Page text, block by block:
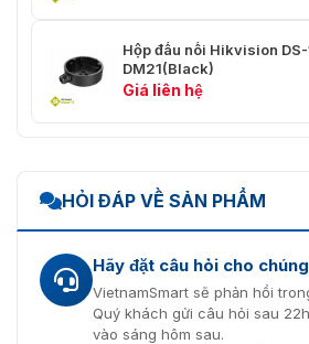
Hộp đấu nối Hikvision
DM21(Black)
Giá liên hệ
HỎI ĐÁP VỀ SẢN PHẨM
Hãy đặt câu hỏi cho
VietnamSmart sẽ phản hồi
Quý khách gửi câu hỏi sau
vào sáng hôm sau.